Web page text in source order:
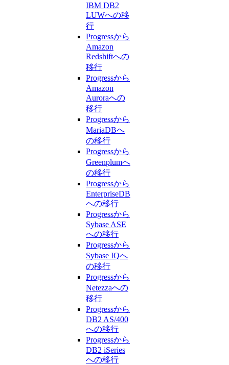
IBM DB2
LUWへの移
行
Progressから
Amazon
Redshiftへの
移行
Progressから
Amazon
Auroraへの
移行
Progressから
MariaDBへ
の移行
Progressから
Greenplumへ
の移行
Progressから
EnterpriseDB
への移行
Progressから
Sybase ASE
への移行
Progressから
Sybase IQへ
の移行
Progressから
Netezzaへの
移行
Progressから
DB2 AS/400
への移行
Progressから
DB2 iSeries
への移行